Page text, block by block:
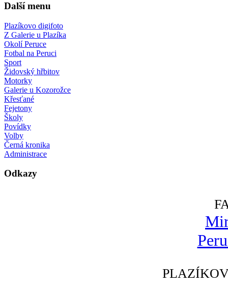
Další menu
Plazíkovo digifoto
Z Galerie u Plazíka
Okolí Peruce
Fotbal na Peruci
Sport
Židovský hřbitov
Motorky
Galerie u Kozorožce
Křesťané
Fejetony
Školy
Povídky
Volby
Černá kronika
Administrace
Odkazy